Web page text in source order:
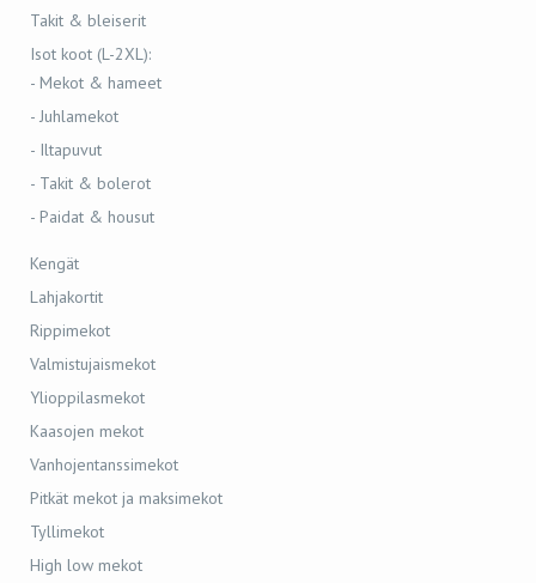
Takit & bleiserit
Isot koot (L-2XL):
- Mekot & hameet
- Juhlamekot
- Iltapuvut
- Takit & bolerot
- Paidat & housut
Kengät
Lahjakortit
Rippimekot
Valmistujaismekot
Ylioppilasmekot
Kaasojen mekot
Vanhojentanssimekot
Pitkät mekot ja maksimekot
Tyllimekot
High low mekot